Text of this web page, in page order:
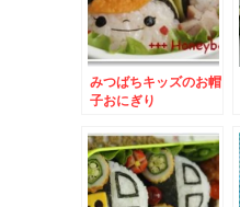
みつばちキッズのお帽
子おにぎり